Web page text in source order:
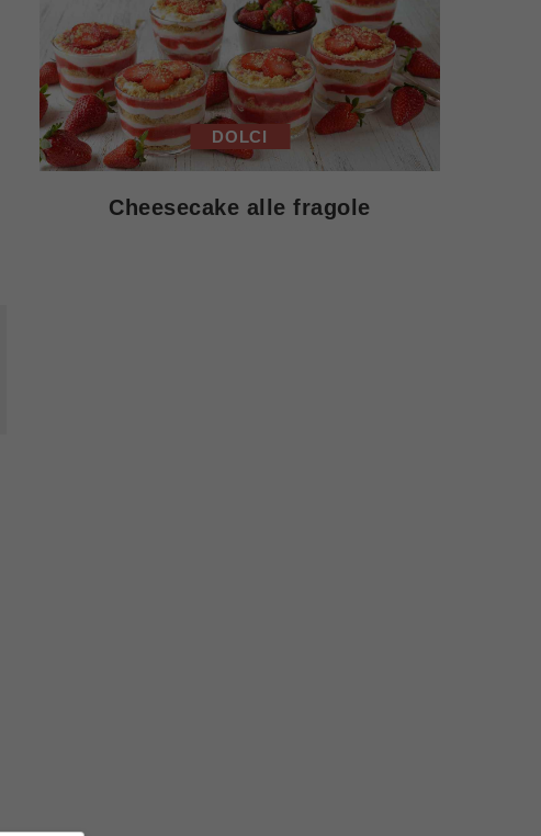
DOLCI
Cheesecake alle fragole